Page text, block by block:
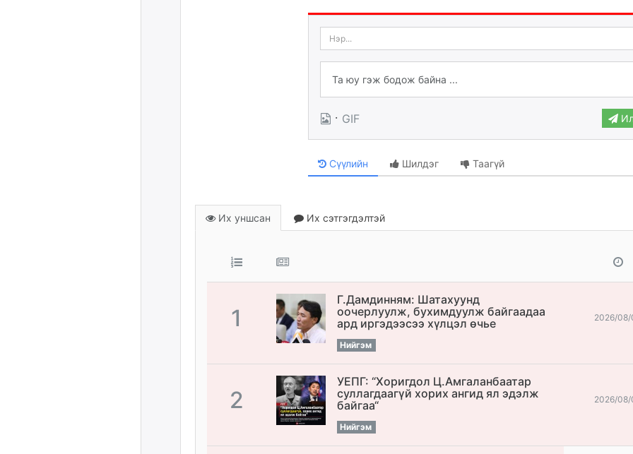
· GIF
Сүүлийн Шилдэг Таагүй
Их уншсан Их сэтгэгдэлтэй
1
Г.Дамдинням: Шатахуунд
оочерлуулж, бухимдуулж байгаадаа
ард иргэдээсээ хүлцэл өчье
Нийгэм
2026/08/
2
УЕПГ: “Хоригдол Ц.Амгаланбаатар
cуллагдаагүй хорих ангид ял эдэлж
байгаа“
Нийгэм
2026/08/